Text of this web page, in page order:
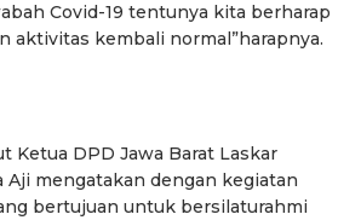
Covid-19 tentunya kita berharap
aktivitas kembali normal”harapnya.
Ketua DPD Jawa Barat Laskar
Aji mengatakan dengan kegiatan
bertujuan untuk bersilaturahmi